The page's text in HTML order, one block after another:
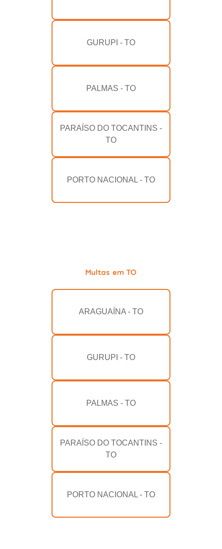
GURUPI - TO
PALMAS - TO
PARAÍSO DO TOCANTINS -
TO
PORTO NACIONAL - TO
Multas em TO
ARAGUAÍNA - TO
GURUPI - TO
PALMAS - TO
PARAÍSO DO TOCANTINS -
TO
PORTO NACIONAL - TO